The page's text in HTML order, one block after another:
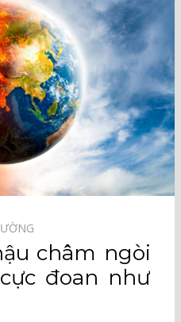
châm ngòi
đoan như